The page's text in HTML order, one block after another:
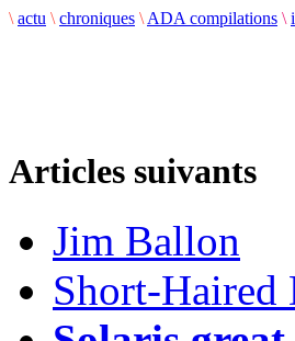
\ actu \ chroniques \ ADA compilations \
Articles suivants
Jim Ballon
Short-Haired